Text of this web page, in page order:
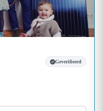
Geverifieerd